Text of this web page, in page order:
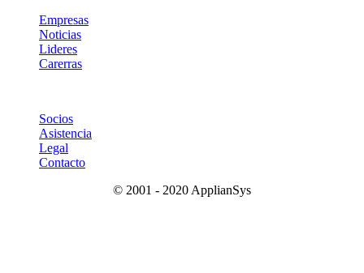
Empresas
Noticias
Lideres
Carerras
Socios
Asistencia
Legal
Contacto
© 2001 - 2020 ApplianSys